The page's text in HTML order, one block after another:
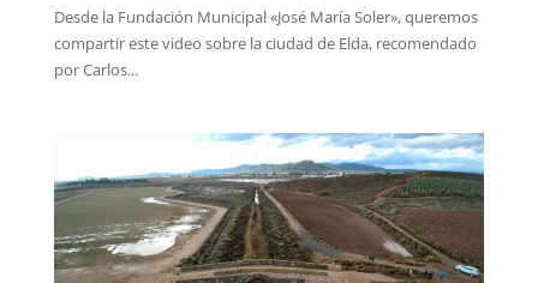
Desde la Fundación Municipal «José María Soler», queremos
compartir este video sobre la ciudad de Elda, recomendado
por Carlos...